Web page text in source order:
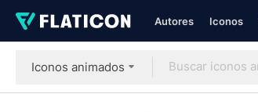
Autores Iconos
Iconos animados